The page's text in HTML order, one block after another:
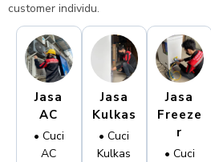
customer individu.
Jasa
AC
• Cuci
AC
Jasa
Kulkas
• Cuci
Kulkas
Jasa
Freeze
r
• Cuci